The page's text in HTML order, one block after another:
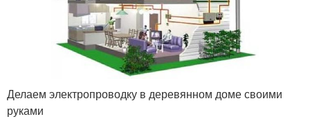
Делаем электропроводку в деревянном доме своими
руками